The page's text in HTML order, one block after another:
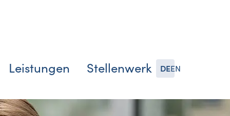
Leistungen Stellenwerk DEEN